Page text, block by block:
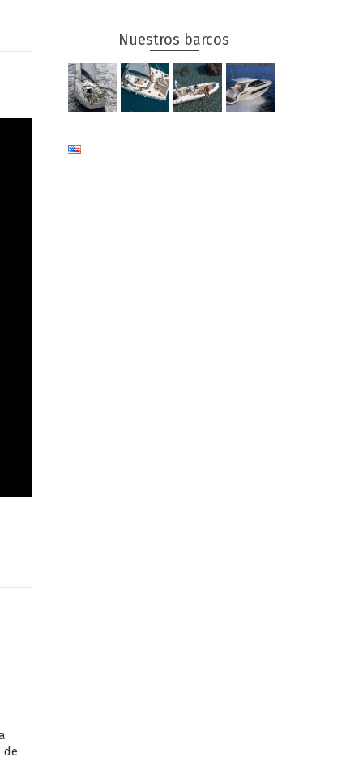
de
Nuestros barcos